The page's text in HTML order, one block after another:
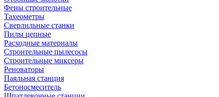
Фены строительные
Тахеометры
Сверлильные станки
Пилы цепные
Расходные материалы
Строительные пылесосы
Строительные миксеры
Реноваторы
Паяльная станция
Бетоносмеситель